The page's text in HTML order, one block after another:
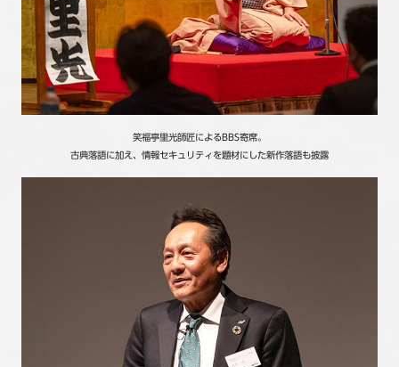
笑福亭里光師匠によるBBS寄席。
古典落語に加え、情報セキュリティを題材にした新作落語も披露